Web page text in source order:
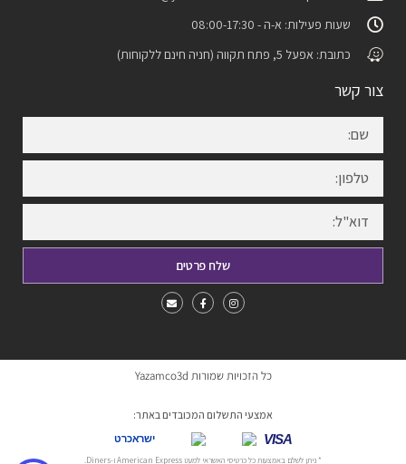
שעות פעילות: א-ה - 08:00-17:30
כתובת: אפעל 5, פתח תקווה (חניה חינם ללקוחות)
צור קשר
שלח פרטים
כל הזכויות שמורות Yazamco3d
אמצעי התשלום המכובדים באתר:
VISA
ישראכרט
* ניתן לשלם באמצעות כל כרטיסי האשראי למעט American Express ו-Diners.